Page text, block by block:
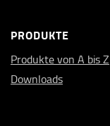
PRODUKTE
Produkte von A bis Z
Downloads